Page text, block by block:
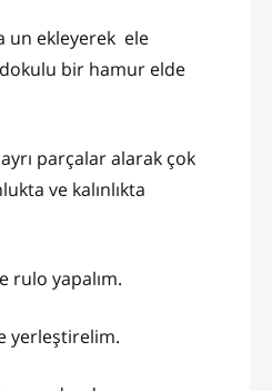
un ekleyerek ele
bir hamur elde
parçalar alarak çok
ve kalınlıkta
rulo yapalım.
yerleştirelim.